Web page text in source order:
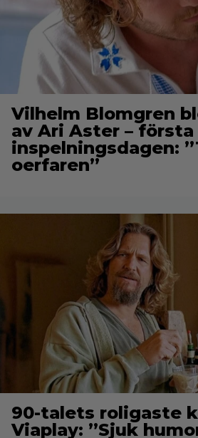
Vilhelm Blomgren
av Ari Aster – första
inspelningsdagen:
oerfaren”
90-talets roligaste
Viaplay: ”Sjuk